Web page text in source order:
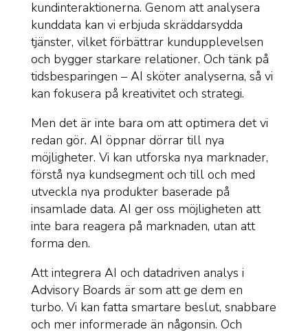
kundinteraktionerna. Genom att analysera
kunddata kan vi erbjuda skräddarsydda
tjänster, vilket förbättrar kundupplevelsen
och bygger starkare relationer. Och tänk på
tidsbesparingen – AI sköter analyserna, så vi
kan fokusera på kreativitet och strategi.
Men det är inte bara om att optimera det vi
redan gör. AI öppnar dörrar till nya
möjligheter. Vi kan utforska nya marknader,
förstå nya kundsegment och till och med
utveckla nya produkter baserade på
insamlade data. AI ger oss möjligheten att
inte bara reagera på marknaden, utan att
forma den.
Att integrera AI och datadriven analys i
Advisory Boards är som att ge dem en
turbo. Vi kan fatta smartare beslut, snabbare
och mer informerade än någonsin. Och